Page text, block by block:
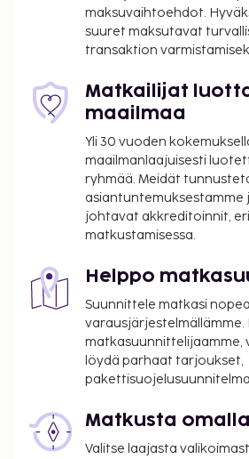
palvelut ja lastenvahti
asiakkailleen huonepalvelun
klo 7.30–10.00. Tämän
tähtiluokituksen on myöntänyt
1.10.2026–30.4.2027 (päivät
Majoituspaikassa tehdään
30.6.2027 (remontin
Remontti vaikuttaa seuraaviin
Kuntoilutilat
Vastaanotto
Vierashuoneet
Käytävä
Kokoustilat
Teemme kaikkemme häiriöiden
minimoimiseksi
maksuvaihtoehdot.
suuret maksutavat
transaktion
Matkailijat
maailmaa
Yli 30 vuoden
maailmanlaajuisesti
ryhmää. Meidät
asiantuntemuksestamme
johtavat akkreditoinnit,
matkustamisessa.
Helppo
Suunnittele matkasi
varausjärjestelmällämme.
matkasuunnittelijaamme,
löydä parhaat tarjoukset,
Matkusta
Valitse laajasta